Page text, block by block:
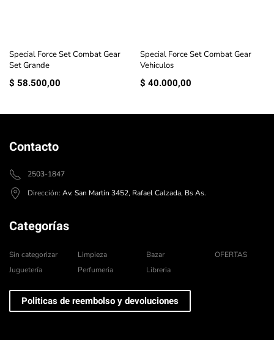
Special Force Set Combat Gear
Set Grande
$ 58.500,00
Special Force Set Combat Gear
Vehiculos
$ 40.000,00
Contacto
2503-1847
Dirección: Av. San Martín 3452, Rafael Calzada, Bs As.
Categorías
Sin categorizar
Juguetería
Limpieza
Perfumeria
Bazar
Libreria
OFERTAS
Politicas de reembolso y devoluciones